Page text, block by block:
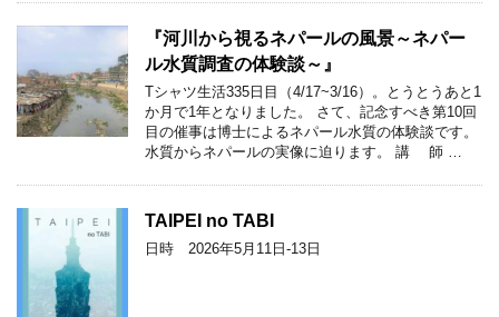
『河川から視るネパールの風景～ネパー
ル水質調査の体験談～』
Tシャツ生活335日目（4/17~3/16）。とうとうあと1
か月で1年となりました。 さて、記念すべき第10回
目の催事は博士によるネパール水質の体験談です。
水質からネパールの実像に迫ります。 講 師 …
TAIPEI no TABI
日時 2026年5月11日-13日